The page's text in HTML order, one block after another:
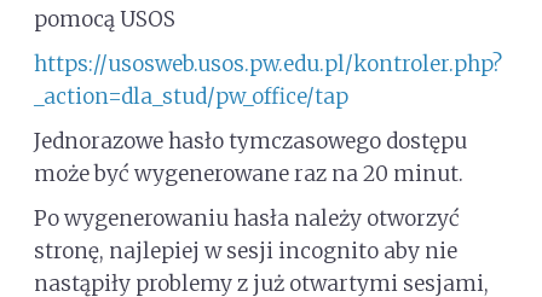
pomocą USOS
https://usosweb.usos.pw.edu.pl/kontroler.php?
_action=dla_stud/pw_office/tap
Jednorazowe hasło tymczasowego dostępu
może być wygenerowane raz na 20 minut.
Po wygenerowaniu hasła należy otworzyć
stronę, najlepiej w sesji incognito aby nie
nastąpiły problemy z już otwartymi sesjami,